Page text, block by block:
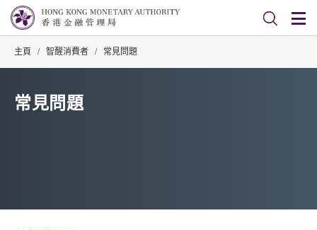
主頁 / 智醒消費者 / 常見問題
常見問題